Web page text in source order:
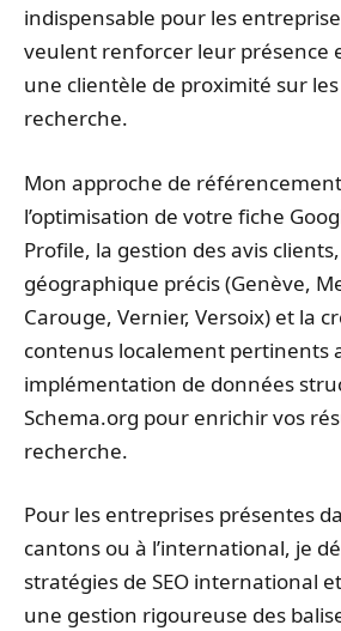
indispensable pour les
veulent renforcer leur présence
une clientèle de proximité sur
recherche.
Mon approche de
l’optimisation de votre fiche
Profile, la gestion des avis
géographique précis (Genève,
Carouge, Vernier, Versoix) et la
contenus localement pertinents
implémentation de données
Schema.org pour enrichir vos
recherche.
Pour les entreprises présentes
cantons ou à l’international, je
stratégies de SEO international
une gestion rigoureuse des